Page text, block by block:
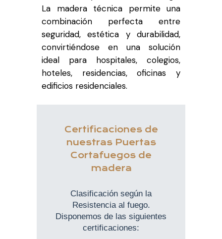
La madera técnica permite una
combinación perfecta entre
seguridad, estética y durabilidad,
convirtiéndose en una solución
ideal para hospitales, colegios,
hoteles, residencias, oficinas y
edificios residenciales.
Certificaciones de
nuestras Puertas
Cortafuegos de
madera
Clasificación según la
Resistencia al fuego.
Disponemos de las siguientes
certificaciones: